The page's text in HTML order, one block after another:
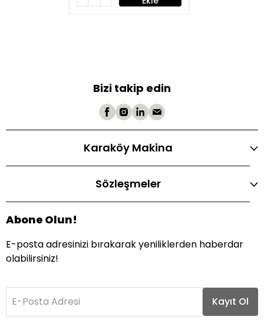
Bizi takip edin
Karaköy Makina
Sözleşmeler
Abone Olun!
E-posta adresinizi bırakarak yeniliklerden haberdar
olabilirsiniz!
E-Posta Adresi Kayıt Ol